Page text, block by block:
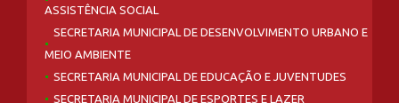
ASSISTÊNCIA SOCIAL
SECRETARIA MUNICIPAL DE DESENVOLVIMENTO URBANO E
MEIO AMBIENTE
SECRETARIA MUNICIPAL DE EDUCAÇÃO E JUVENTUDES
SECRETARIA MUNICIPAL DE ESPORTES E LAZER